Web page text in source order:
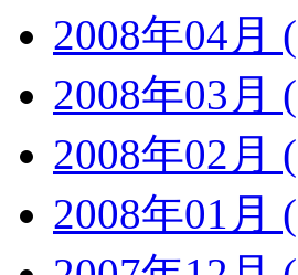
2008年04月
2008年03月
2008年02月
2008年01月